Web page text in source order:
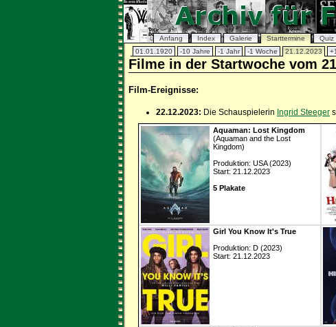
Anfang Index Galerie Starttermine Quiz
01.01.1920
-10 Jahre -1 Jahr -1 Woche 21.12.2023
Filme in der Startwoche vom
Film-Ereignisse:
22.12.2023: Die Schauspielerin Ingrid Steeger
Aquaman: Lost Kingdom
(Aquaman and the Lost
Kingdom)
Produktion: USA (2023)
Start: 21.12.2023
5 Plakate
Girl You Know It's True
Produktion: D (2023)
Start: 21.12.2023